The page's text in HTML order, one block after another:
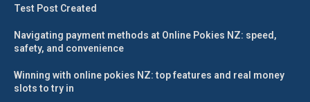
Test Post Created
Navigating payment methods at Online Pokies NZ: speed,
safety, and convenience
Winning with online pokies NZ: top features and real money
slots to try in